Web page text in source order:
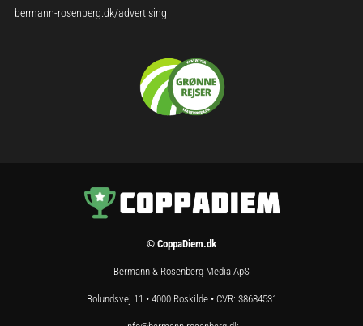
bermann-rosenberg.dk/advertising
© CoppaDiem.dk
Bermann & Rosenberg Media ApS
Bolundsvej 11 • 4000 Roskilde • CVR: 38684531